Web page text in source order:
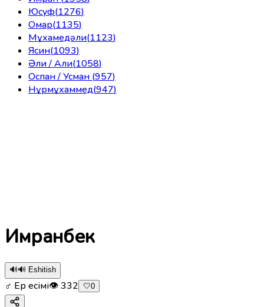
Юсуф(1276)
Омар(1135)
Мұхамедәли(1123)
Ясин(1093)
Әли / Али(1058)
Оспан / Усман (957)
Нұрмұхаммед(947)
Имранбек
🔊🔊 Eshitish
♂ Ер есімі👁332 🤍0